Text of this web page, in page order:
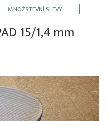
MNOŽSTEVNÍ SLEVY
15/1,4 mm